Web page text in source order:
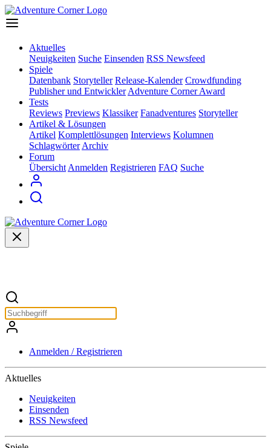
Aktuelles
Neuigkeiten Suche Einsenden RSS Newsfeed
Spiele
Datenbank Storyteller Release-Kalender Crowdfunding
Publisher und Entwickler Adventure Corner Award
Tests
Reviews Previews Klassiker Fanadventures Storyteller
Artikel & Lösungen
Artikel Komplettlösungen Interviews Kolumnen
Schlagwörter Archiv
Forum
Übersicht Anmelden Registrieren FAQ Suche
Anmelden / Registrieren
Aktuelles
Neuigkeiten
Einsenden
RSS Newsfeed